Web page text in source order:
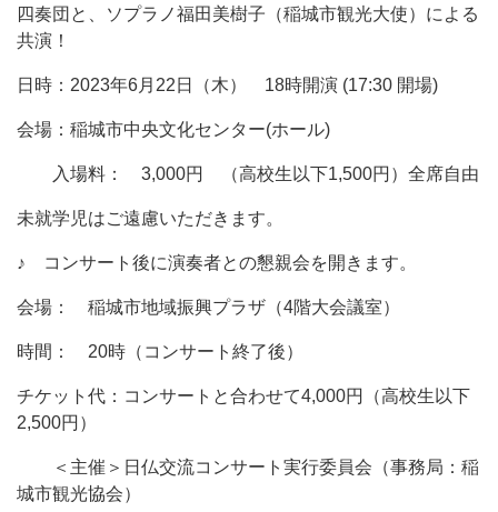
四奏団と、ソプラノ福田美樹子（稲城市観光大使）による
共演！
日時：2023年6月22日（木） 18時開演 (17:30 開場)
会場：稲城市中央文化センター(ホール)
入場料： 3,000円 （高校生以下1,500円）全席自由
未就学児はご遠慮いただきます。
♪ コンサート後に演奏者との懇親会を開きます。
会場： 稲城市地域振興プラザ（4階大会議室）
時間： 20時（コンサート終了後）
チケット代：コンサートと合わせて4,000円（高校生以下
2,500円）
＜主催＞日仏交流コンサート実行委員会 （事務局：稲
城市観光協会）